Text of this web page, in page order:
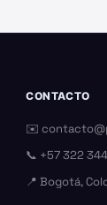
CONTACTO
✉️
📞 +57 322
📍 Bogotá,